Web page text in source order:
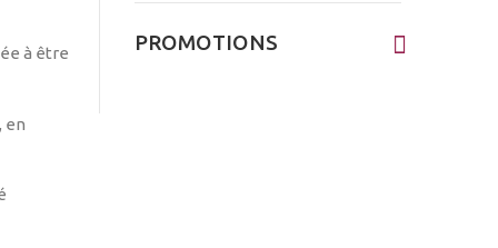
à être
en
PROMOTIONS